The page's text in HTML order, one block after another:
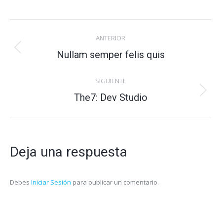
Navegación
entre
ANTERIOR
Proyecto
Nullam semper felis quis
SIGUIENTE
Proyecto
The7: Dev Studio
Deja una respuesta
Debes Iniciar Sesión para publicar un comentario.